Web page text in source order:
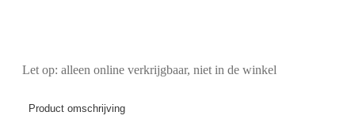
Let op: alleen online verkrijgbaar, niet in de winkel
Product omschrijving